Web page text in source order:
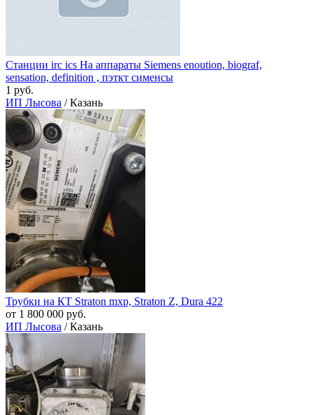
Станции irc ics На аппараты Siemens enoution, biograf,
sensation, definition , пэткт сименсы
1 руб.
ИП Лысова / Казань
Трубки на КТ Straton mxp, Straton Z, Dura 422
от 1 800 000 руб.
ИП Лысова / Казань